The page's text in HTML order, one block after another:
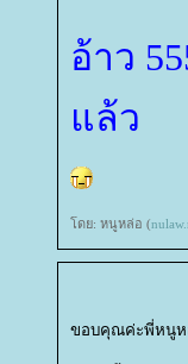
อ้าว
ล้ว
ดย: หนูหล่อ (
ขอบคุณค่ะพี่หนูห